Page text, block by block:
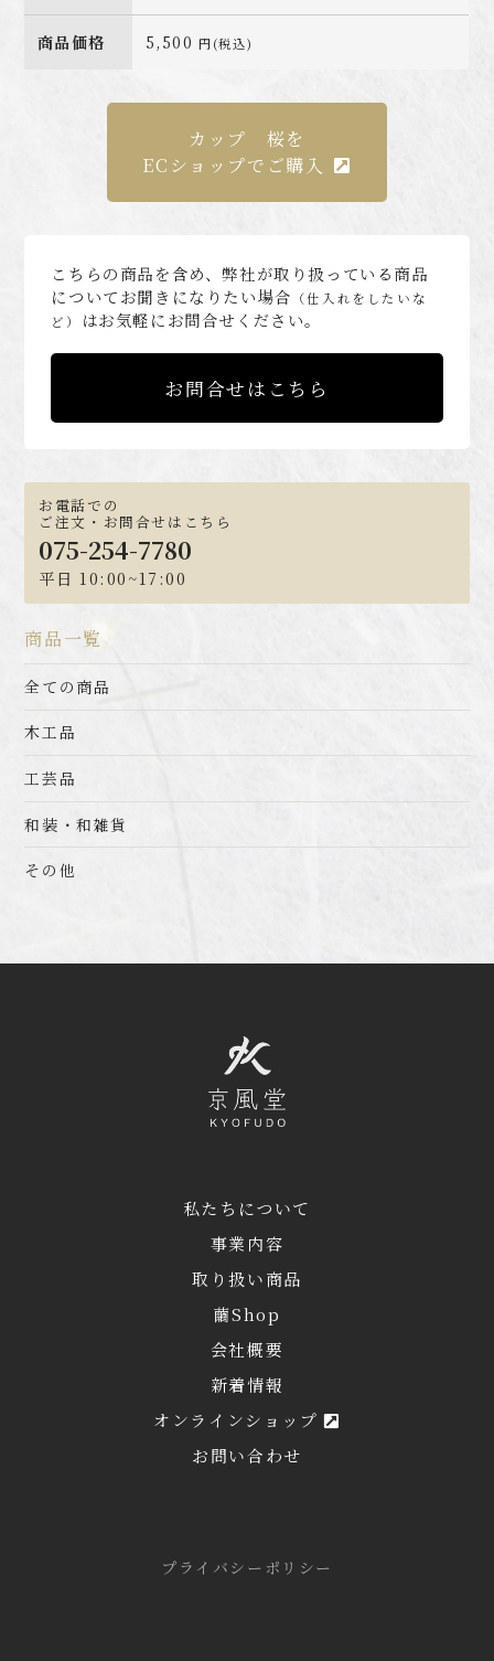
お電話での
ご注文・お問合せはこちら
075-254-7780
平日 10:00~17:00
商品一覧
全ての商品
木工品
工芸品
和装・和雑貨
その他
商品価格 5,500 円(税込)
カップ 桜を
ECショップでご購入
こちらの商品を含め、弊社が取り扱っている商品
についてお聞きになりたい場合 （仕入れをしたいな
ど）
はお気軽にお問合せください。
お問合せはこちら
私たちについて
事業内容
取り扱い商品
繭Shop
会社概要
新着情報
オンラインショップ
お問い合わせ
プライバシーポリシー